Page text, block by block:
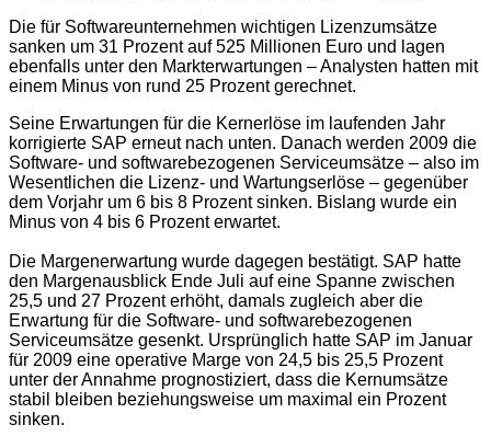
Die für Softwareunternehmen wichtigen Lizenzumsätze
sanken um 31 Prozent auf 525 Millionen Euro und lagen
ebenfalls unter den Markterwartungen – Analysten hatten mit
einem Minus von rund 25 Prozent gerechnet.
Seine Erwartungen für die Kernerlöse im laufenden Jahr
korrigierte SAP erneut nach unten. Danach werden 2009 die
Software- und softwarebezogenen Serviceumsätze – also im
Wesentlichen die Lizenz- und Wartungserlöse – gegenüber
dem Vorjahr um 6 bis 8 Prozent sinken. Bislang wurde ein
Minus von 4 bis 6 Prozent erwartet.
Die Margenerwartung wurde dagegen bestätigt. SAP hatte
den Margenausblick Ende Juli auf eine Spanne zwischen
25,5 und 27 Prozent erhöht, damals zugleich aber die
Erwartung für die Software- und softwarebezogenen
Serviceumsätze gesenkt. Ursprünglich hatte SAP im Januar
für 2009 eine operative Marge von 24,5 bis 25,5 Prozent
unter der Annahme prognostiziert, dass die Kernumsätze
stabil bleiben beziehungsweise um maximal ein Prozent
sinken.